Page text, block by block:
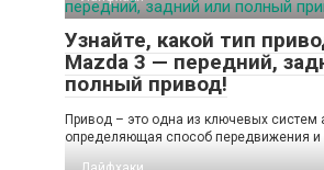
Узнайте, какой тип
Mazda 3 — передний,
полный привод!
Привод – это одна из ключевых систем
определяющая способ передвижения и